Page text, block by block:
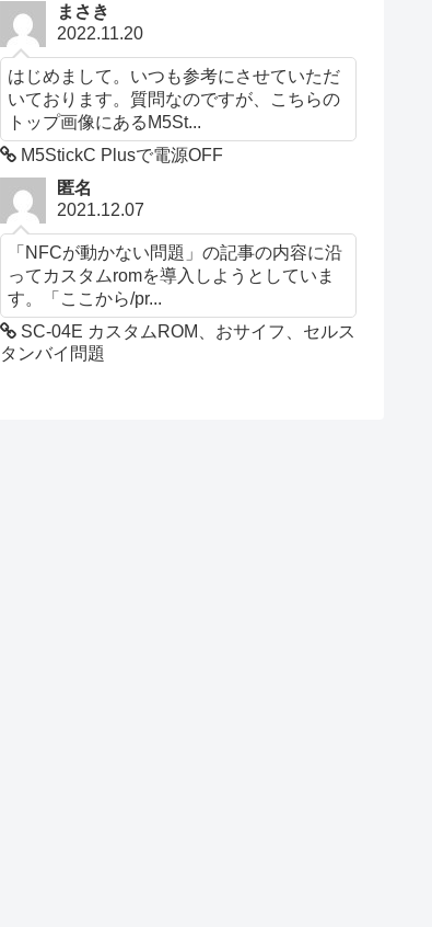
まさき
2022.11.20
はじめまして。いつも参考にさせていただ
いております。質問なのですが、こちらの
トップ画像にあるM5St...
M5StickC Plusで電源OFF
匿名
2021.12.07
「NFCが動かない問題」の記事の内容に沿
ってカスタムromを導入しようとしていま
す。「ここから/pr...
SC-04E カスタムROM、おサイフ、セルス
タンバイ問題